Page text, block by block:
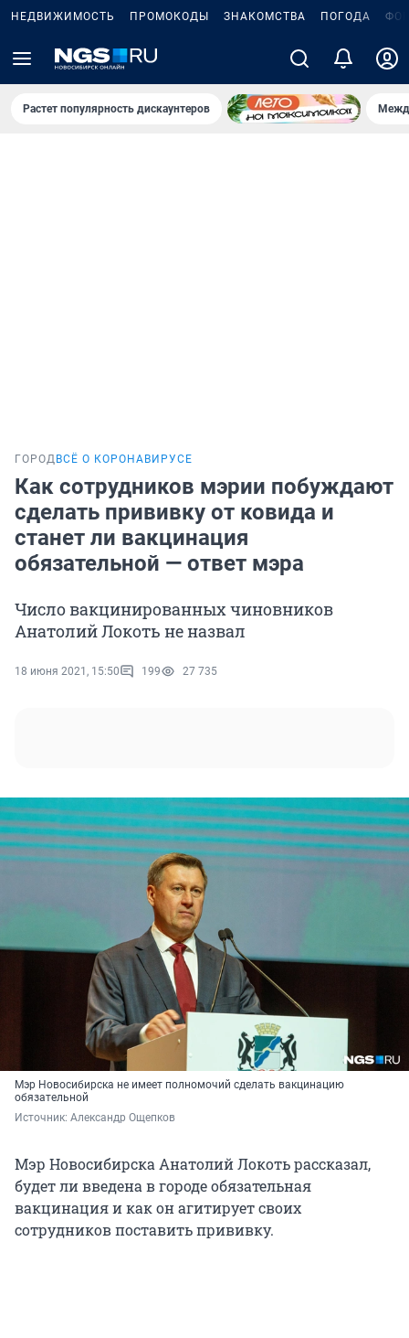
НЕДВИЖИМОСТЬ ПРОМОКОДЫ ЗНАКОМСТВА ПОГОДА
Растет популярность дискаунтеров
ГОРОД ВСЁ О КОРОНАВИРУСЕ
Как сотрудников мэрии побуждают
сделать прививку от ковида и
станет ли вакцинация
обязательной — ответ мэра
Число вакцинированных чиновников
Анатолий Локоть не назвал
18 июня 2021, 15:50 199 27 735
Мэр Новосибирска не имеет полномочий сделать вакцинацию
обязательной
Источник: Александр Ощепков
Мэр Новосибирска Анатолий Локоть рассказал,
будет ли введена в городе обязательная
вакцинация и как он агитирует своих
сотрудников поставить прививку.